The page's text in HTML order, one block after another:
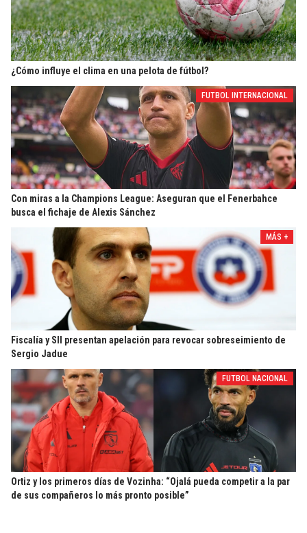
¿Cómo influye el clima en una pelota de fútbol?
FUTBOL INTERNACIONAL
Con miras a la Champions League: Aseguran que el Fenerbahce
busca el fichaje de Alexis Sánchez
MÁS +
Fiscalía y SII presentan apelación para revocar sobreseimiento de
Sergio Jadue
FUTBOL NACIONAL
Ortiz y los primeros días de Vozinha: “Ojalá pueda competir a la par
de sus compañeros lo más pronto posible”